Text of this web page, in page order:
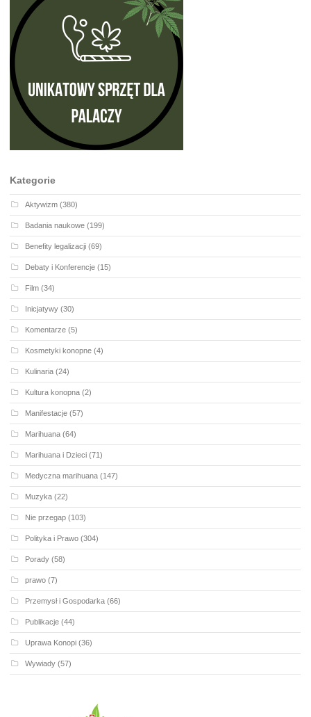
Kategorie
Aktywizm (380)
Badania naukowe (199)
Benefity legalizacji (69)
Debaty i Konferencje (15)
Film (34)
Inicjatywy (30)
Komentarze (5)
Kosmetyki konopne (4)
Kulinaria (24)
Kultura konopna (2)
Manifestacje (57)
Marihuana (64)
Marihuana i Dzieci (71)
Medyczna marihuana (147)
Muzyka (22)
Nie przegap (103)
Polityka i Prawo (304)
Porady (58)
prawo (7)
Przemysł i Gospodarka (66)
Publikacje (44)
Uprawa Konopi (36)
Wywiady (57)